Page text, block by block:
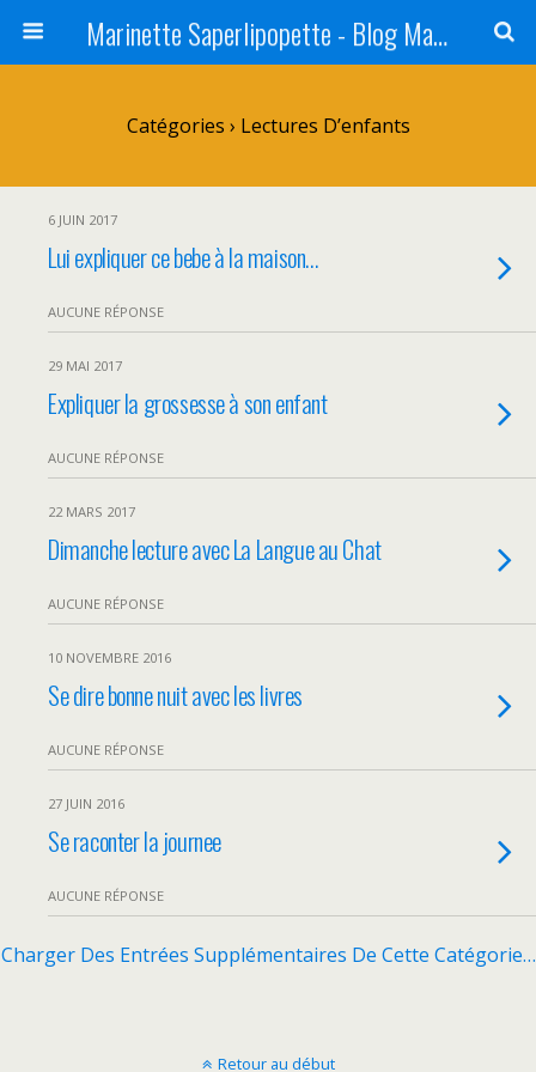
Marinette Saperlipopette - Blog Maman Angers Lifestyle - Ex Expat Montréal
Catégories › Lectures D’enfants
6 JUIN 2017
Lui expliquer ce bebe à la maison…
AUCUNE RÉPONSE
29 MAI 2017
Expliquer la grossesse à son enfant
AUCUNE RÉPONSE
22 MARS 2017
Dimanche lecture avec La Langue au Chat
AUCUNE RÉPONSE
10 NOVEMBRE 2016
Se dire bonne nuit avec les livres
AUCUNE RÉPONSE
27 JUIN 2016
Se raconter la journee
AUCUNE RÉPONSE
Charger Des Entrées Supplémentaires De Cette Catégorie…
Retour au début